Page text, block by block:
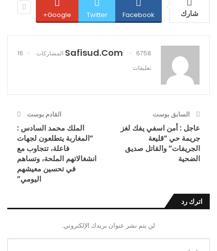
شارك Facebook
Twitter
Google+
Safisud.com 6758 المشاركات
16
تعليقات
السابق بوست
عاجل : أمن اسفي يفك لغز
جريمة حي “قليعة
الجريفات” والقاتل صديق
الضحية
القادم بوست
الملك محمد السادس :
“المغاربة يتطلعون لجهات
فاعلة، تتجاوب مع
انشغالاتهم الملحة، وتساهم
في تحسين معيشهم
اليومي”
اترك رد
لن يتم نشر عنوان بريدك الإلكتروني.